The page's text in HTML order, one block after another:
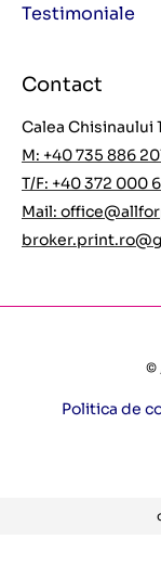
Testimoniale
Contact
Calea Chisinaului
M: +40 735 886
T/F: +40 372 000
Mail:
©
Politica de